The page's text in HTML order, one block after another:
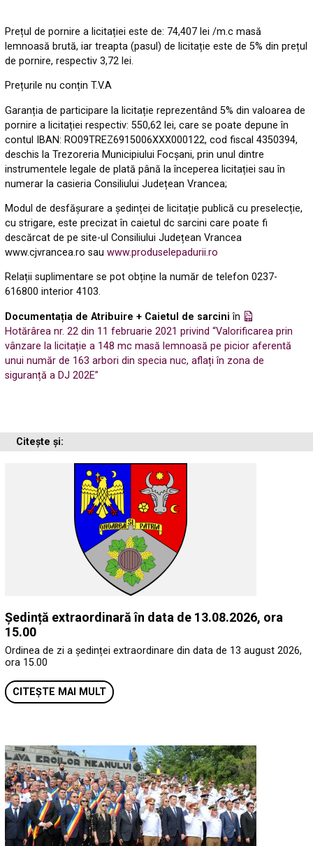
Prețul de pornire a licitației este de: 74,407 lei /m.c masă
lemnoasă brută, iar treapta (pasul) de licitație este de 5% din prețul
de pornire, respectiv 3,72 lei.
Prețurile nu conțin T.V.A
Garanția de participare la licitație reprezentând 5% din valoarea de
pornire a licitației respectiv: 550,62 lei, care se poate depune în
contul IBAN: RO09TREZ6915006XXX000122, cod fiscal 4350394,
deschis la Trezoreria Municipiului Focșani, prin unul dintre
instrumentele legale de plată până la începerea licitației sau în
numerar la casieria Consiliului Județean Vrancea;
Modul de desfășurare a ședinței de licitație publică cu preselecție,
cu strigare, este precizat în caietul dc sarcini care poate fi
descărcat de pe site-ul Consiliului Județean Vrancea
www.cjvrancea.ro sauwww.produselepadurii.ro
Relații suplimentare se pot obține la număr de telefon 0237-
616800 interior 4103.
Documentația de Atribuire + Caietul de sarcini în
Hotărârea nr. 22 din 11 februarie 2021 privind “Valorificarea prin
vânzare la licitație a 148 mc masă lemnoasă pe picior aferentă
unui număr de 163 arbori din specia nuc, aflați în zona de
siguranță a DJ 202E”
Citește și:
Ședință extraordinară în data de 13.08.2026, ora
15.00
Ordinea de zi a ședinței extraordinare din data de 13 august 2026,
ora 15.00
CITEȘTE MAI MULT